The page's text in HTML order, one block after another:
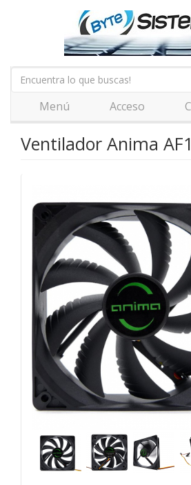
Menú Acceso
Ventilador Anima